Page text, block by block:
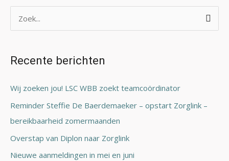
k
:
Recente berichten
Wij zoeken jou! LSC WBB zoekt teamcoördinator
Reminder Steffie De Baerdemaeker – opstart Zorglink –
bereikbaarheid zomermaanden
Overstap van Diplon naar Zorglink
Nieuwe aanmeldingen in mei en juni